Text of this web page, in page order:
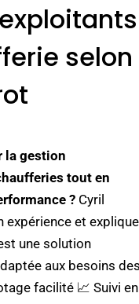
selon
la gestion
tout en
? Cyril
expérience et explique
une solution
aux besoins
facilité 📈 Suivi en